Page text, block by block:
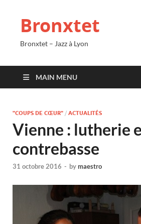
Bronxtet
Bronxtet – Jazz à Lyon
MAIN MENU
"COUPS DE CŒUR" / ACTUALITÉS
Vienne : lutherie
contrebasse
31 octobre 2016 - bymaestro